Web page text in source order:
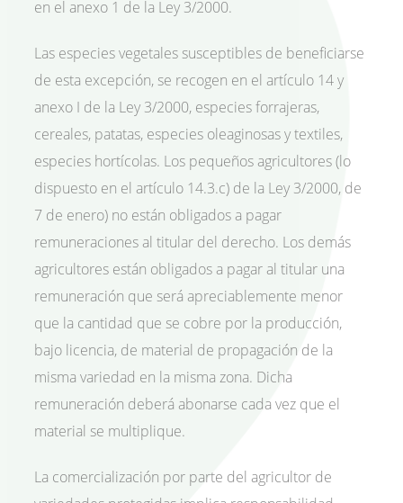
en el anexo 1 de la Ley 3/2000.
Las especies vegetales susceptibles de beneficiarse
de esta excepción, se recogen en el artículo 14 y
anexo I de la Ley 3/2000, especies forrajeras,
cereales, patatas, especies oleaginosas y textiles,
especies hortícolas. Los pequeños agricultores (lo
dispuesto en el artículo 14.3.c) de la Ley 3/2000, de
7 de enero) no están obligados a pagar
remuneraciones al titular del derecho. Los demás
agricultores están obligados a pagar al titular una
remuneración que será apreciablemente menor
que la cantidad que se cobre por la producción,
bajo licencia, de material de propagación de la
misma variedad en la misma zona. Dicha
remuneración deberá abonarse cada vez que el
material se multiplique.
La comercialización por parte del agricultor de